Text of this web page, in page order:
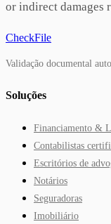
or indirect damages
CheckFile
Validação documental
Soluções
Financiamento &
Contabilistas
Escritórios de
Notários
Seguradoras
Imobiliário